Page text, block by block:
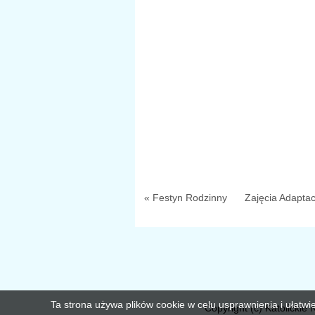
« Festyn Rodzinny Zajęcia
Copyright (c) Katolickie
Ta strona używa plików cookie w celu usprawnienia i